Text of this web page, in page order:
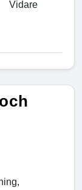
Vidare